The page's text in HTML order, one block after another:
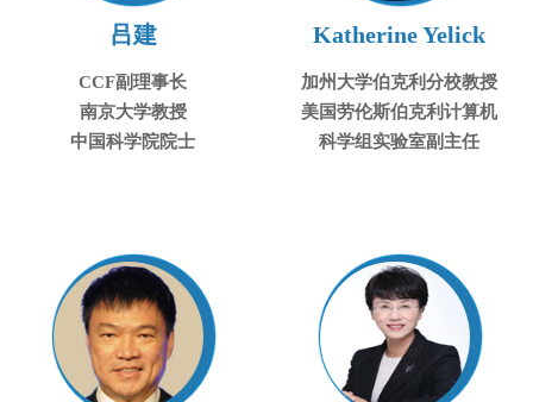
吕建
CCF副理事长
南京大学教授
中国科学院院士
Katherine Yelick
加州大学伯克利分校教授
美国劳伦斯伯克利计算机
科学组实验室副主任